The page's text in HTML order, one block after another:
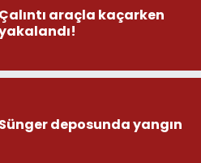
Çalıntı araçla kaçarken
Sünger deposunda yangın